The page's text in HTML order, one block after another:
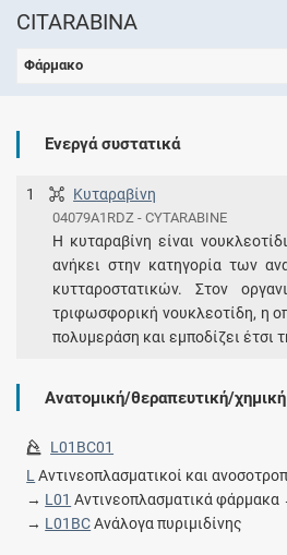
CITARABINA
Φάρμακο
Ενεργά συστατικά
1 Κυταραβίνη
04079A1RDZ - CYTARABINE
Η κυταραβίνη είναι
ανήκει στην κατηγορία των
κυτταροστατικών. Στον
τριφωσφορική νουκλεοτίδη, η
πολυμεράση και εμποδίζει έτσι
Ανατομική/θεραπευτική/
L01BC01
L Αντινεοπλασματικοί και
→ L01 Αντινεοπλασματικά φάρμακα
→ L01BCΑνάλογα πυριμιδίνης